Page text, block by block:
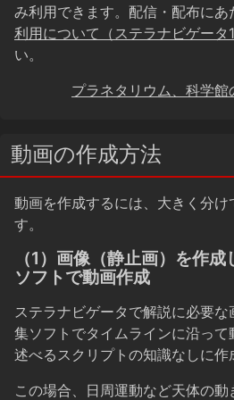
み利用できます。配信・配布にあ
利用について（ステラナビゲータ
い。
プラネタリウム、科学
動画の作成方法
動画を作成するには、大きく分け
す。
（1）画像（静止画）を作
ソフトで動画作成
ステラナビゲータで解説に必要
集ソフトでタイムラインに沿っ
述べるスクリプトの知識なしに作
この場合、日周運動など天体の